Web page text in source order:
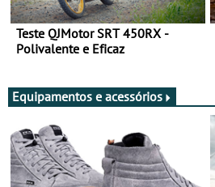
Teste QJMotor SRT 450RX -
Polivalente e Eficaz
Equipamentos e acessórios